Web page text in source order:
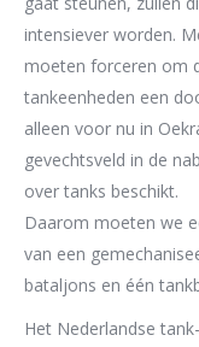
intensiever worden.
moeten forceren om
tankeenheden een
alleen voor nu in
gevechtsveld in de
over tanks beschikt.
Daarom moeten we
van een
bataljons en één
Het Nederlandse